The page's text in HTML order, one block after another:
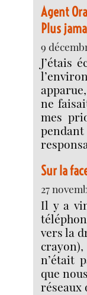
Agent
Plus
9
J’étais
ne
mes
Sur la
27
Il y a
vers la
n’était
que